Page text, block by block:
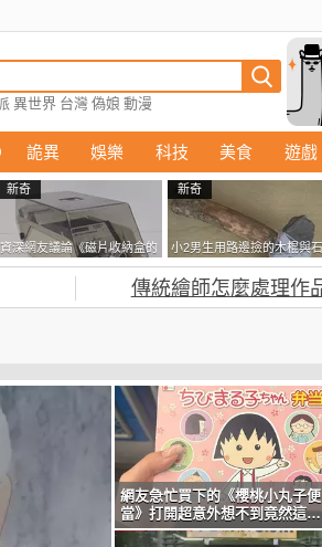
異世界 台灣 偽娘 動漫
詭異 娛樂 科技 美食 遊戲
新奇
資深網友議論《磁片收納盒的
鎖有什麼用》想偷的話整盒拿
新奇
小2男生用路邊撿的木棍與石
頭做成了《石斧》馬麻打開
包嚇一跳怎麼會有這種東
西！？
傳統繪師怎麼處理作
網友急忙買下的《櫻桃小丸子便
當》打開超意外想不到竟然這麼
可愛